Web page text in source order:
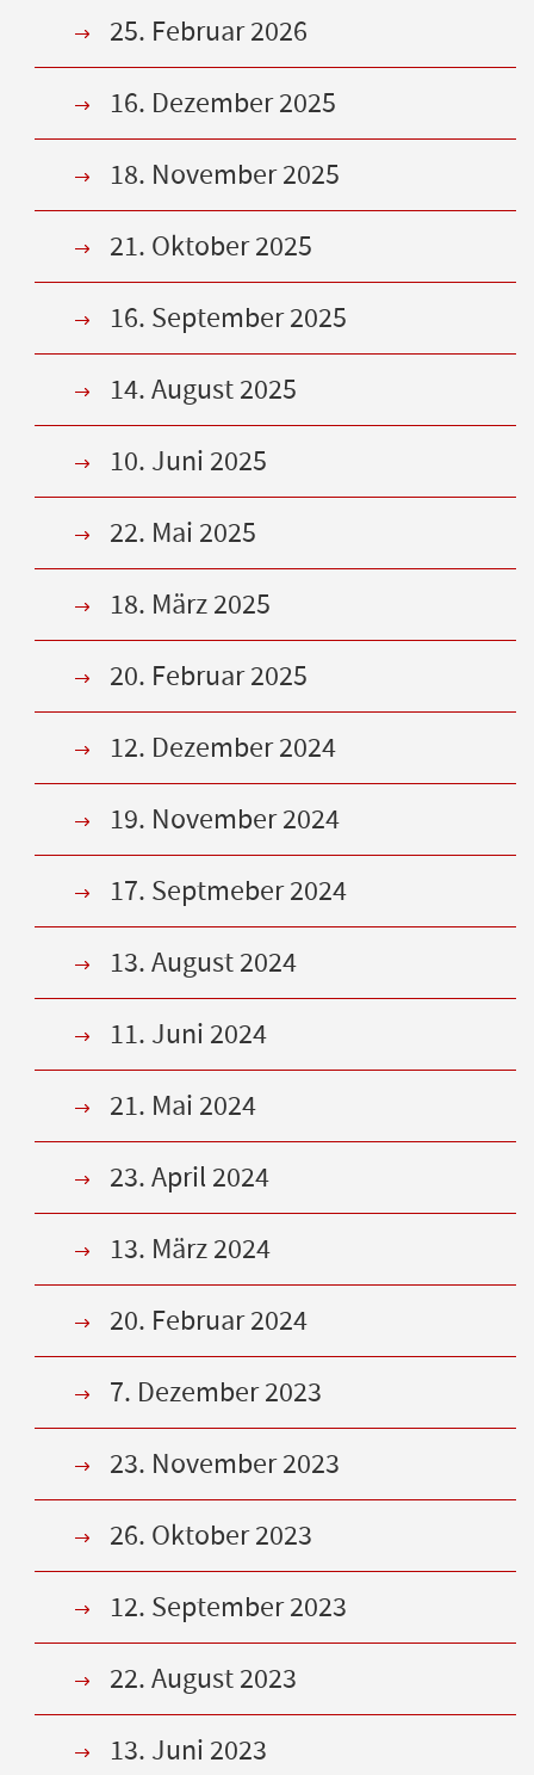
25. Februar 2026
16. Dezember 2025
18. November 2025
21. Oktober 2025
16. September 2025
14. August 2025
10. Juni 2025
22. Mai 2025
18. März 2025
20. Februar 2025
12. Dezember 2024
19. November 2024
17. Septmeber 2024
13. August 2024
11. Juni 2024
21. Mai 2024
23. April 2024
13. März 2024
20. Februar 2024
7. Dezember 2023
23. November 2023
26. Oktober 2023
12. September 2023
22. August 2023
13. Juni 2023